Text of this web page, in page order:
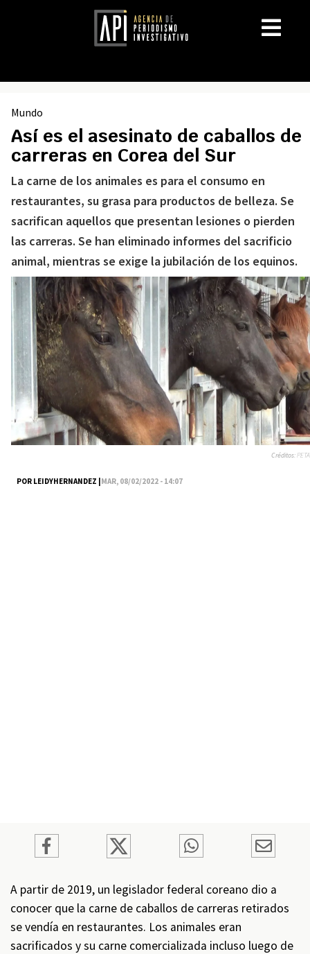
Mundo
Así es el asesinato de caballos de
carreras en Corea del Sur
La carne de los animales es para el consumo en
restaurantes, su grasa para productos de belleza. Se
sacrifican aquellos que presentan lesiones o pierden
las carreras. Se han eliminado informes del sacrificio
animal, mientras se exige la jubilación de los equinos.
POR LEIDYHERNANDEZ |MAR, 08/02/2022 - 14:07
Créditos:PETA
A partir de 2019, un legislador federal coreano dio a
conocer que la carne de caballos de carreras retirados
se vendía en restaurantes. Los animales eran
sacrificados y su carne comercializada incluso luego de